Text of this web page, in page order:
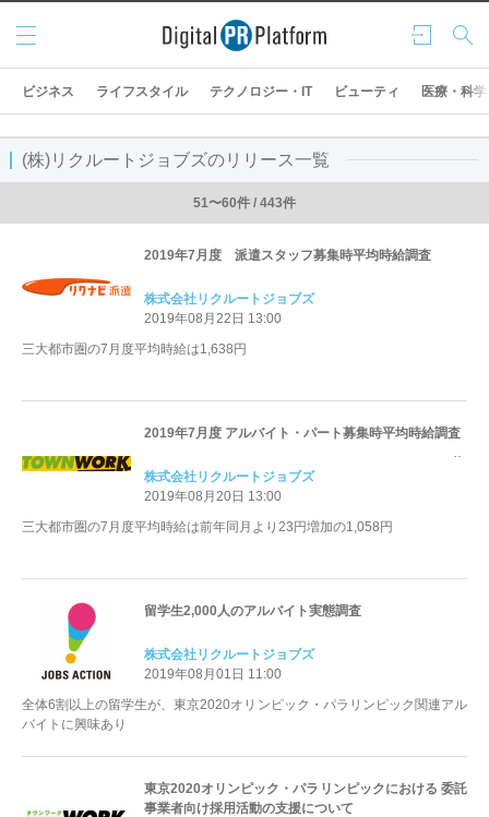
ログ
イン
検索
メニ
ュー
ビジネス ライフスタイル テクノロジー・IT ビューティ 医療・科学
(株)リクルートジョブズのリリース一覧
51〜60件 / 443件
2019年7月度 派遣スタッフ募集時平均時給調査
株式会社リクルートジョブズ
2019年08月22日 13:00
三大都市圏の7月度平均時給は1,638円
2019年7月度 アルバイト・パート募集時平均時給調査
株式会社リクルートジョブズ
2019年08月20日 13:00
三大都市圏の7月度平均時給は前年同月より23円増加の1,058円
留学生2,000人のアルバイト実態調査
株式会社リクルートジョブズ
2019年08月01日 11:00
全体6割以上の留学生が、東京2020オリンピック・パラリンピック関連アル
バイトに興味あり
東京2020オリンピック・パラリンピックにおける 委託
事業者向け採用活動の支援について